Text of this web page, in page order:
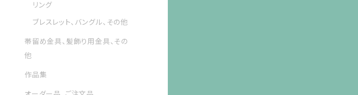
リング
ブレスレット、バングル、その他
帯留め金具、髪飾り用金具、その
他
作品集